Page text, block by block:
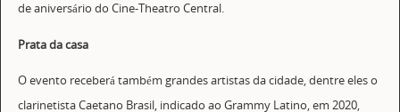
de aniversário do Cine-Theatro Central.
Prata da casa
O evento receberá também grandes artistas da cidade, dentre eles o
clarinetista Caetano Brasil, indicado ao Grammy Latino, em 2020,